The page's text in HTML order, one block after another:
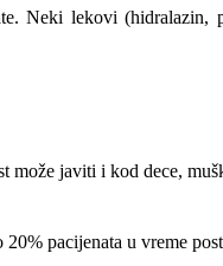
Neki lekovi
može javiti i kod dece,
pa­cijenata u vreme